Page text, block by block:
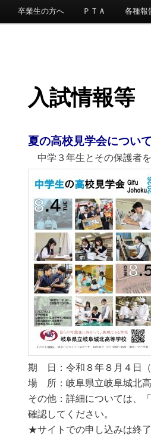
卒業生の方へ ＰＴＡ 各種報
入試情報等
夏の高校見学会について
中学３年生とその保護者
期 日：令和８年８月４日（
場 所：岐阜県立岐阜城北高
その他：詳細については、「
確認してください。
★サイトでの申し込みは終